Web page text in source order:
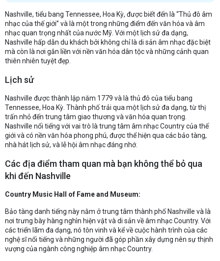
Nashville, tiểu bang Tennessee, Hoa Kỳ, được biết đến là “Thủ đô âm
nhạc của thế giới” và là một trong những điểm đến văn hóa và âm
nhạc quan trọng nhất của nước Mỹ. Với một lịch sử đa dạng,
Nashville hấp dẫn du khách bởi không chỉ là di sản âm nhạc đặc biệt
mà còn là nơi gắn liền với nền văn hóa dân tộc và những cảnh quan
thiên nhiên tuyệt đẹp.
Lịch sử
Nashville được thành lập năm 1779 và là thủ đô của tiểu bang
Tennessee, Hoa Kỳ. Thành phố trải qua một lịch sử đa dạng, từ thị
trấn nhỏ đến trung tâm giao thương và văn hóa quan trọng.
Nashville nổi tiếng với vai trò là trung tâm âm nhạc Country của thế
giới và có nền văn hóa phong phú, được thể hiện qua các bảo tàng,
nhà hát lịch sử, và lễ hội âm nhạc đáng nhớ.
Các địa điểm tham quan mà bạn không thể bỏ qua
khi đến Nashville
Country Music Hall of Fame and Museum:
Bảo tàng danh tiếng này nằm ở trung tâm thành phố Nashville và là
nơi trưng bày hàng nghìn hiện vật và di sản về âm nhạc Country. Với
các triển lãm đa dạng, nó tôn vinh và kể về cuộc hành trình của các
nghệ sĩ nổi tiếng và những người đã góp phần xây dựng nên sự thịnh
vượng của ngành công nghiệp âm nhạc Country.